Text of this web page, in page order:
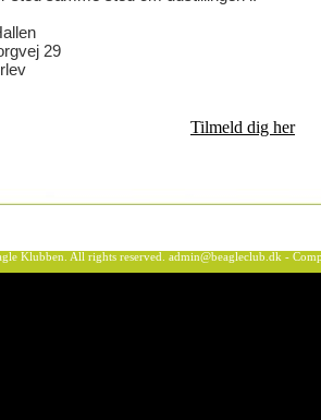
29
Tilmeld dig her
All rights reserved. admin@beagleclub.dk -